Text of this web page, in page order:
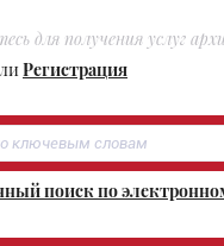
для получения услуг
Регистрация
поиск по